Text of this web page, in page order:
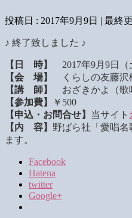
投稿日 : 2017年9月9日 最終
♪ 終了致しました ♪
【日 時】 2017年9月9日
【会 場】
くらしの友藤
【講 師】 おざきかよ（歌
【参加費】
￥500
【申込・お問合せ】 当サイト
【内 容】 野ばら社「愛唱
ます。
Facebook
Hatena
twitter
Google+